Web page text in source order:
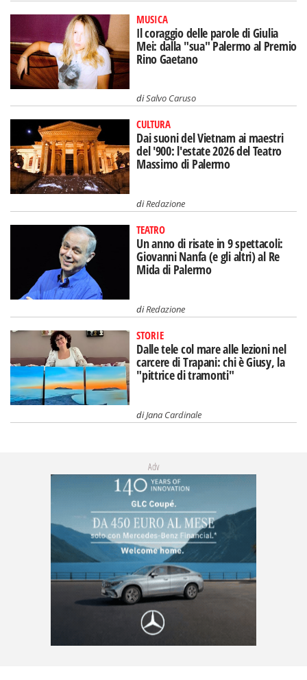
MUSICA
Il coraggio delle parole di Giulia
Mei: dalla "sua" Palermo al Premio
Rino Gaetano
diSalvo Caruso
CULTURA
Dai suoni del Vietnam ai maestri
del '900: l'estate 2026 del Teatro
Massimo di Palermo
diRedazione
TEATRO
Un anno di risate in 9 spettacoli:
Giovanni Nanfa (e gli altri) al Re
Mida di Palermo
diRedazione
STORIE
Dalle tele col mare alle lezioni nel
carcere di Trapani: chi è Giusy, la
"pittrice di tramonti"
diJana Cardinale
Adv